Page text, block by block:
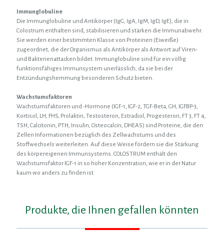
Immunglobuline
Die Immunglobuline und Antikörper (IgG, IgA, IgM, IgD, IgE), die in
Colostrum enthalten sind, stabilisieren und stärken die Immunabwehr.
Sie werden einer bestimmten Klasse von Proteinen (Eiweiße)
zugeordnet, die der Organismus als Antikörper als Antwort auf Viren-
und Bakterienattacken bildet. Immunglobuline sind für ein völlig
funktionsfähiges Immunsystem unerlässlich, da sie bei der
Entzündungshemmung besonderen Schutz bieten.
Wachstumsfaktoren
Wachstumsfaktoren und -Hormone (IGF-1, IGF-2, TGF-Beta, GH, IGFBP-3,
Kortisol, LH, FHS, Prolaktin, Testosteron, Estradiol, Progesteron, FT 3, FT 4,
TSH, Calcitonin, PTH, Insulin, Osteocalcin, DHEAS) sind Proteine, die den
Zellen Informationen bezüglich des Zellwachstums und des
Stoffwechsels weiterleiten. Auf diese Weise fördern sie die Stärkung
des körpereigenen Immunsystems. COLOSTRUM enthält den
Wachstumsfaktor IGF-1 in so hoher Konzentration, wie er in der Natur
kaum wo anders zu finden ist.
Produkte, die Ihnen gefallen könnten